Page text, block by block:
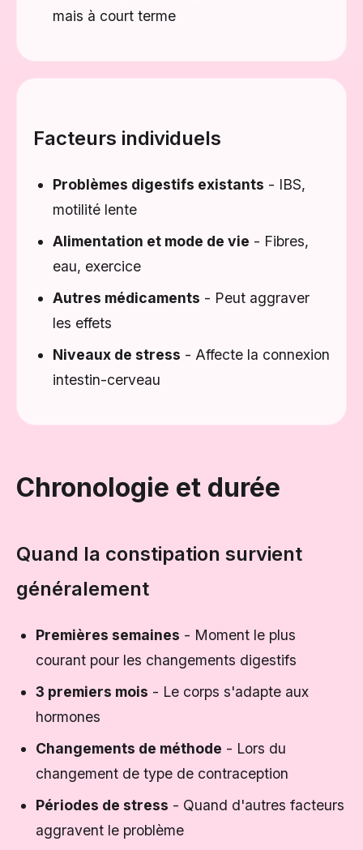
mais à court terme
Facteurs individuels
Problèmes digestifs existants - IBS,
motilité lente
Alimentation et mode de vie - Fibres,
eau, exercice
Autres médicaments - Peut aggraver
les effets
Niveaux de stress - Affecte la connexion
intestin-cerveau
Chronologie et durée
Quand la constipation survient
généralement
Premières semaines - Moment le plus
courant pour les changements digestifs
3 premiers mois - Le corps s'adapte aux
hormones
Changements de méthode - Lors du
changement de type de contraception
Périodes de stress - Quand d'autres facteurs
aggravent le problème